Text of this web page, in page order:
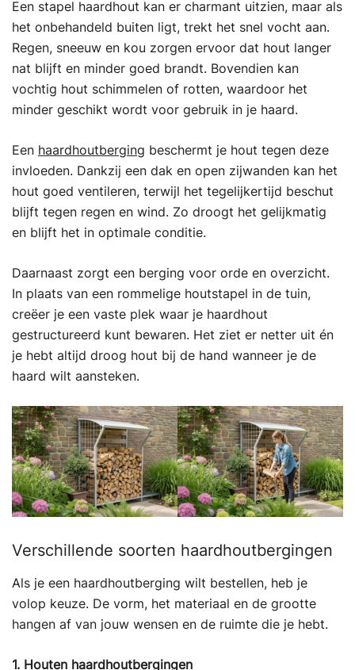
Een stapel haardhout kan er charmant uitzien, maar als
het onbehandeld buiten ligt, trekt het snel vocht aan.
Regen, sneeuw en kou zorgen ervoor dat hout langer
nat blijft en minder goed brandt. Bovendien kan
vochtig hout schimmelen of rotten, waardoor het
minder geschikt wordt voor gebruik in je haard.
Een haardhoutberging beschermt je hout tegen deze
invloeden. Dankzij een dak en open zijwanden kan het
hout goed ventileren, terwijl het tegelijkertijd beschut
blijft tegen regen en wind. Zo droogt het gelijkmatig
en blijft het in optimale conditie.
Daarnaast zorgt een berging voor orde en overzicht.
In plaats van een rommelige houtstapel in de tuin,
creëer je een vaste plek waar je haardhout
gestructureerd kunt bewaren. Het ziet er netter uit én
je hebt altijd droog hout bij de hand wanneer je de
haard wilt aansteken.
Verschillende soorten haardhoutbergingen
Als je een haardhoutberging wilt bestellen, heb je
volop keuze. De vorm, het materiaal en de grootte
hangen af van jouw wensen en de ruimte die je hebt.
1. Houten haardhoutbergingen